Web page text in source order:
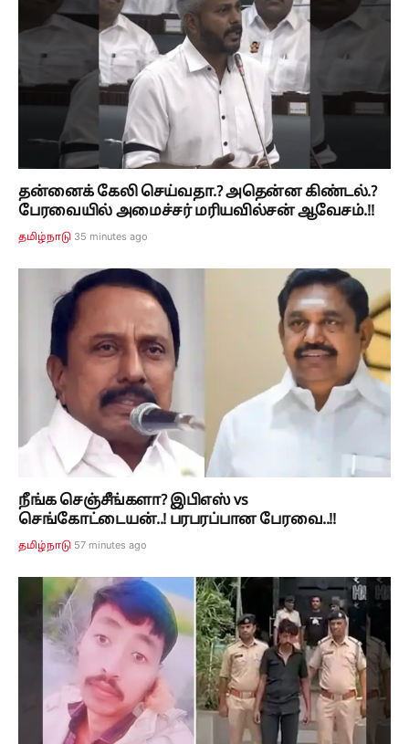
தன்னைக் கேலி செய்வதா.? அதென்ன கிண்டல்.?
பேரவையில் அமைச்சர் மரியவில்சன் ஆவேசம்.!!
தமிழ்நாடு 35 minutes ago
நீங்க செஞ்சீங்களா? இபிஎஸ் vs
செங்கோட்டையன்..! பரபரப்பான பேரவை..!!
தமிழ்நாடு 57 minutes ago